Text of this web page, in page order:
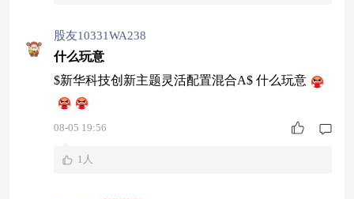
股友10331WA238
什么玩意
$新华科技创新主题灵活配置混合A$ 什么玩意
08-05 19:56
1人